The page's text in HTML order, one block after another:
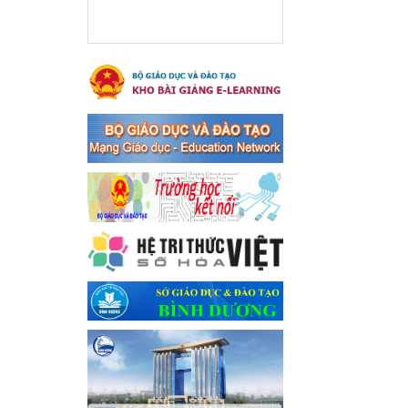
Hưởng ứng cuộc thi trực
tuyến "Tìm hiểu Nghị quyết
Trung ương 8 Khoá XIII"
Hưởng ứng cuộc thi trực tuyến
"Tìm hiểu Nghị quyết Trung
ương 8 Khoá XIII"
Ngày ban hành: 04/03/2024
Kế hoạch Triển khai công
tác tuyên truyền, đảm bảo
trật tự, an toàn giao thông
năm 2024 tại các cơ sở giáo
dục trên địa bàn thị xã Bến
Cát
Kế hoạch Triển khai công tác
tuyên truyền, đảm bảo trật tự,
an toàn giao thông năm 2024
tại các cơ sở giáo dục trên địa
bàn thị xã Bến Cát